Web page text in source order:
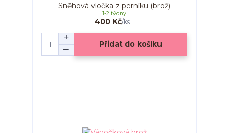
Sněhová vločka z perníku (brož)
400 Kč/ks
1-2 týdny
Přidat do košíku